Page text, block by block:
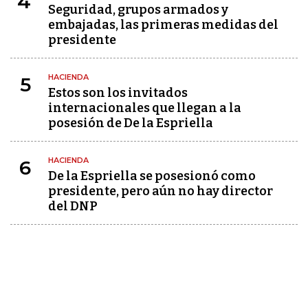
Seguridad, grupos armados y
embajadas, las primeras medidas del
presidente
5 HACIENDA
Estos son los invitados
internacionales que llegan a la
posesión de De la Espriella
6 HACIENDA
De la Espriella se posesionó como
presidente, pero aún no hay director
del DNP